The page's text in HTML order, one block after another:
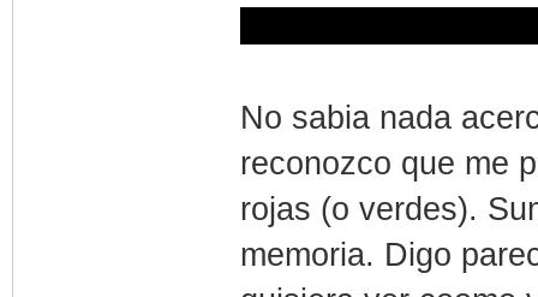
No sabia nada
reconozco que me
rojas (o verdes).
memoria. Digo